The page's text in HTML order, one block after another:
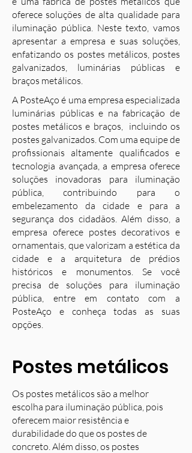
oferece soluções de alta qualidade para
iluminação pública. Neste texto, vamos
apresentar a empresa e suas soluções,
enfatizando os postes metálicos, postes
galvanizados, luminárias públicas e
braços metálicos.
A PosteAço é uma empresa especializada
luminárias públicas e na fabricação de
postes metálicos e braços, incluindo os
postes galvanizados. Com uma equipe de
profissionais altamente qualificados e
tecnologia avançada, a empresa oferece
soluções inovadoras para iluminação
pública, contribuindo para o
embelezamento da cidade e para a
segurança dos cidadãos. Além disso, a
empresa oferece postes decorativos e
ornamentais, que valorizam a estética da
cidade e a arquitetura de prédios
históricos e monumentos. Se você
precisa de soluções para iluminação
pública, entre em contato com a
PosteAço e conheça todas as suas
opções.
Postes metálicos
Os postes metálicos são a melhor
escolha para iluminação pública, pois
oferecem maior resistência e
durabilidade do que os postes de
concreto. Além disso, os postes